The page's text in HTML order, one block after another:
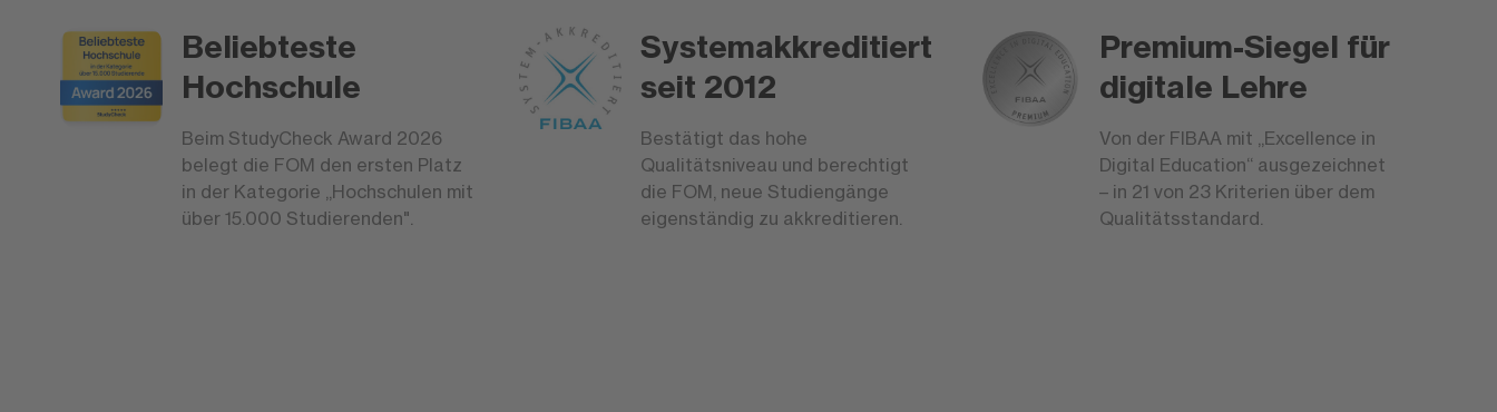
Beliebteste
Hochschule
Beim StudyCheck Award 2026
belegt die FOM den ersten Platz
in der Kategorie „Hochschulen mit
über 15.000 Studierenden".
Systemakkreditiert
seit 2012
Bestätigt das hohe
Qualitätsniveau und berechtigt
die FOM, neue Studiengänge
eigenständig zu akkreditieren.
Premium-Siegel für
digitale Lehre
Von der FIBAA mit „Excellence in
Digital Education“ ausgezeichnet
– in 21 von 23 Kriterien über dem
Qualitätsstandard.